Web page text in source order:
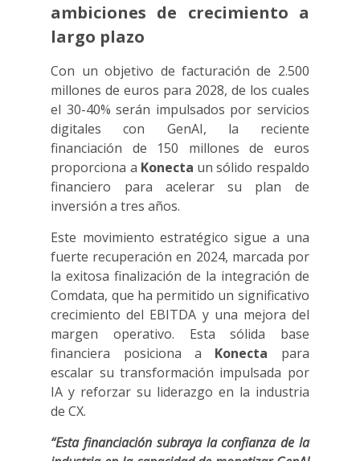
ambiciones de crecimiento a
largo plazo
Con un objetivo de facturación de 2.500
millones de euros para 2028, de los cuales
el 30-40% serán impulsados por servicios
digitales con GenAI, la reciente
financiación de 150 millones de euros
proporciona a Konecta un sólido respaldo
financiero para acelerar su plan de
inversión a tres años.
Este movimiento estratégico sigue a una
fuerte recuperación en 2024, marcada por
la exitosa finalización de la integración de
Comdata, que ha permitido un significativo
crecimiento del EBITDA y una mejora del
margen operativo. Esta sólida base
financiera posiciona a Konecta para
escalar su transformación impulsada por
IA y reforzar su liderazgo en la industria
de CX.
“Esta financiación subraya la confianza de la